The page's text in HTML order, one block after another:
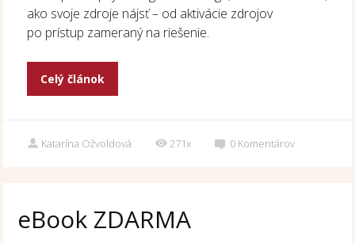
ako svoje zdroje nájsť – od aktivácie zdrojov
po prístup zameraný na riešenie.
Celý článok
Katarína Ožvoldová 271x 0 Komentárov
eBook ZDARMA